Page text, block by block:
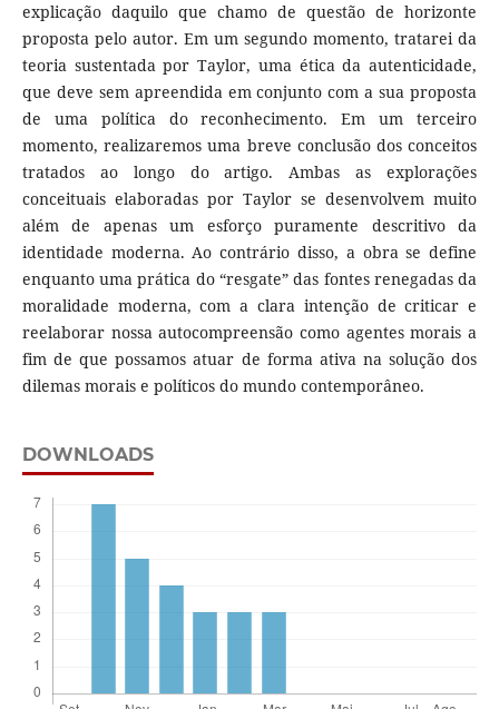
explicação daquilo que chamo de questão de horizonte
proposta pelo autor. Em um segundo momento, tratarei da
teoria sustentada por Taylor, uma ética da autenticidade,
que deve sem apreendida em conjunto com a sua proposta
de uma política do reconhecimento. Em um terceiro
momento, realizaremos uma breve conclusão dos conceitos
tratados ao longo do artigo. Ambas as explorações
conceituais elaboradas por Taylor se desenvolvem muito
além de apenas um esforço puramente descritivo da
identidade moderna. Ao contrário disso, a obra se define
enquanto uma prática do “resgate” das fontes renegadas da
moralidade moderna, com a clara intenção de criticar e
reelaborar nossa autocompreensão como agentes morais a
fim de que possamos atuar de forma ativa na solução dos
dilemas morais e políticos do mundo contemporâneo.
DOWNLOADS